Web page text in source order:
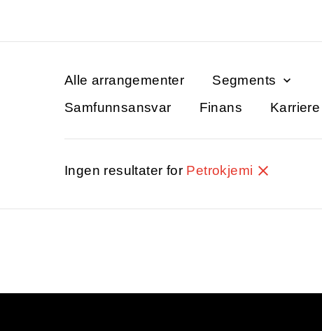
Alle arrangementer Segments
Samfunnsansvar
Finans Karriere
Ingen resultater for Petrokjemi